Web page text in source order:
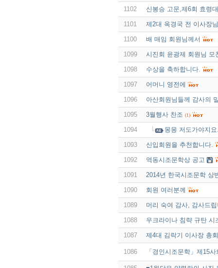
1102 신봉승 고문,제6회 효령
1101 제2대 옥경국 전 이사장
1100 배 매임 회원님께서
1099 시진회 윤광제 회원님 모
1098 수상을 축하합니다.
1097 어머니 영전에
1096 아산회원님들께 감사의
1095 3월행사 찬조 (1)
1094 몽몽 저도가야지
1093 신입회원을 추천합니다.
1092 역동시조문학상 공고
1091 2014년 한국시조문학 상
1090 회원 여러분께
1089 머리 숙여 감사, 감사드
1088 우크라이나 침략 규탄 시
1087 제4대 김락기 이사장 총
1086 「경인시조문학」제15